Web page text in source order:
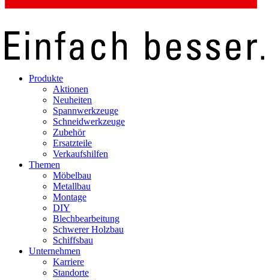
Produkte
Aktionen
Neuheiten
Spannwerkzeuge
Schneidwerkzeuge
Zubehör
Ersatzteile
Verkaufshilfen
Themen
Möbelbau
Metallbau
Montage
DIY
Blechbearbeitung
Schwerer Holzbau
Schiffsbau
Unternehmen
Karriere
Standorte